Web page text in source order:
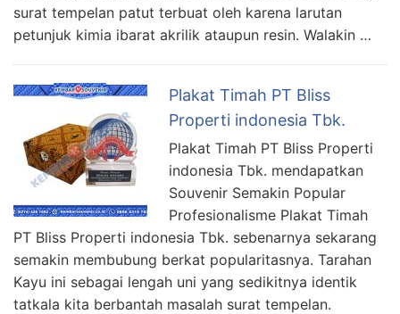
surat tempelan patut terbuat oleh karena larutan
petunjuk kimia ibarat akrilik ataupun resin. Walakin …
Plakat Timah PT Bliss
Properti indonesia Tbk.
Plakat Timah PT Bliss Properti
indonesia Tbk. mendapatkan
Souvenir Semakin Popular
Profesionalisme Plakat Timah
PT Bliss Properti indonesia Tbk. sebenarnya sekarang
semakin membubung berkat popularitasnya. Tarahan
Kayu ini sebagai lengah uni yang sedikitnya identik
tatkala kita berbantah masalah surat tempelan.